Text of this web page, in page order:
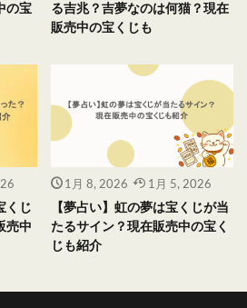
の宝
る吉兆？吉夢なのは何猫？現在
販売中の宝くじも
くじ
売中
1月 8, 2026 1月 5, 2026
【夢占い】虹の夢は宝くじが当
たるサイン？現在販売中の宝く
じも紹介